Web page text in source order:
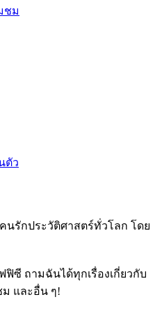
ชม
ตัว
นรักประวัติศาสตร์ทั่วโลก โดย
ซี ถามฉันได้ทุกเรื่องเกี่ยวกับ
ม และอื่น ๆ!